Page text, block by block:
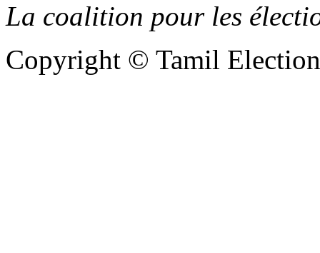
La coalition pour les
Copyright © Tamil